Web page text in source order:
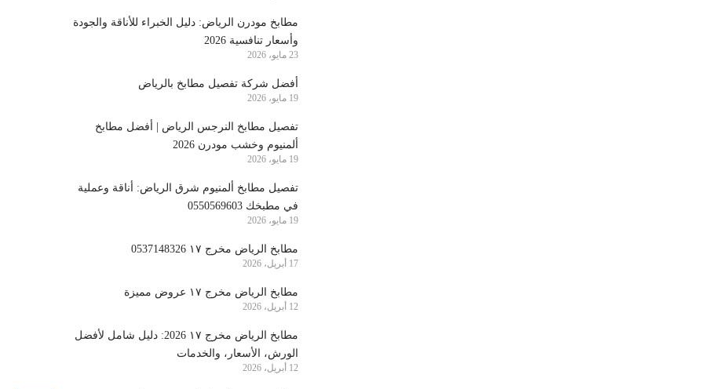
مطابخ مودرن الرياض: دليل الخبراء للأناقة والجودة
وأسعار تنافسية 2026
23 مايو، 2026
أفضل شركة تفصيل مطابخ بالرياض
19 مايو، 2026
تفصيل مطابخ النرجس الرياض | أفضل مطابخ
ألمنيوم وخشب مودرن 2026
19 مايو، 2026
تفصيل مطابخ ألمنيوم شرق الرياض: أناقة وعملية
في مطبخك 0550569603
19 مايو، 2026
مطابخ الرياض مخرج ١٧ 0537148326
17 أبريل، 2026
مطابخ الرياض مخرج ١٧ عروض مميزة
12 أبريل، 2026
مطابخ الرياض مخرج ١٧ 2026: دليل شامل لأفضل
الورش، الأسعار، والخدمات
12 أبريل، 2026